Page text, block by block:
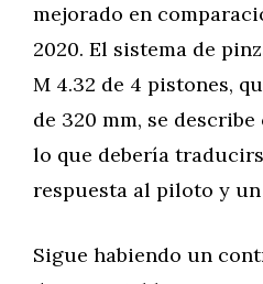
mejorado en
2020. El sistema de
M 4.32 de 4 pistones,
de 320 mm, se
lo que debería
respuesta al piloto y
Sigue habiendo un